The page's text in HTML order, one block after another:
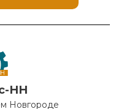
Новгороде
НН